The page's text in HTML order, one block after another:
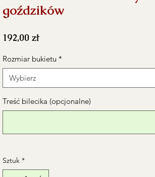
goździków
192,00 złCena
Rozmiar bukietu *
Wybierz
Treść bilecika (opcjonalne)
Sztuk *